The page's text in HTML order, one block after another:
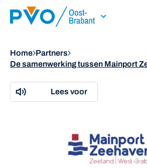
Skip Navigation or Skip to Content
Home
Partners
De samenwerking tussen Mainport Zeehavens
Lees voor